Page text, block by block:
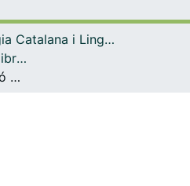
Navega per tot el DD
Filologia Catalana i Lingüística General
Llibres / Capítols de llibre (Filologia Catalana i Lingüística General)
Manual de transcripció del discurs oral: materials de treball